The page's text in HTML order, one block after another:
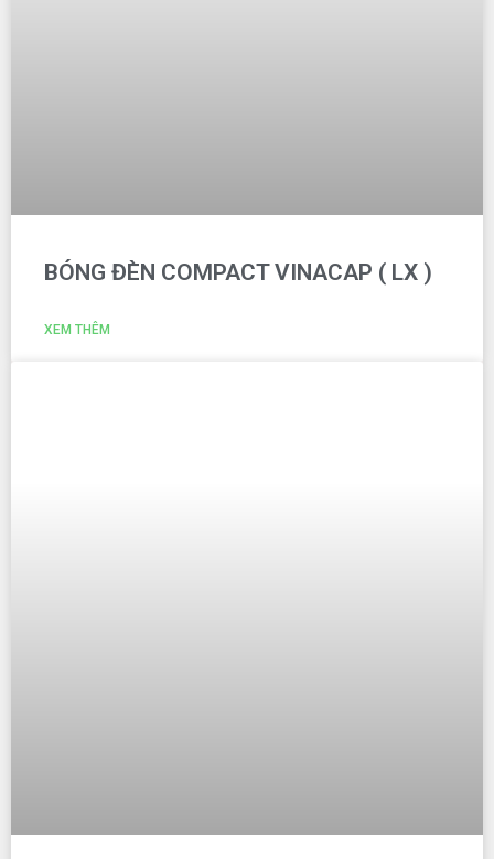
BÓNG ĐÈN COMPACT VINACAP ( LX )
XEM THÊM